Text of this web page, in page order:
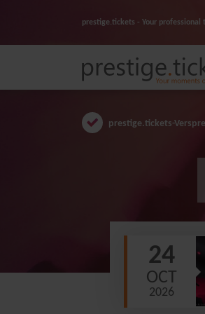
prestige.tickets - Your
prestige.tickets-
24
OCT
2026